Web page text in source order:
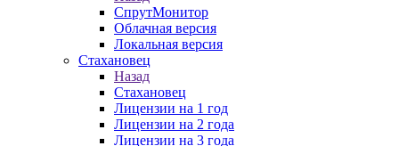
СпрутМонитор
Облачная версия
Локальная версия
Стахановец
Назад
Стахановец
Лицензии на 1 год
Лицензии на 2 года
Лицензии на 3 года